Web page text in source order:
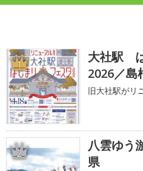
1
大社駅
2026／島
旧大社駅がリ
2
八雲ゆう
県